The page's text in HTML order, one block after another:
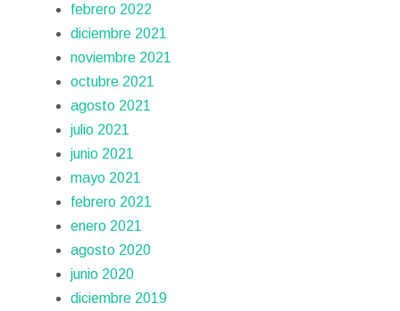
febrero 2022
diciembre 2021
noviembre 2021
octubre 2021
agosto 2021
julio 2021
junio 2021
mayo 2021
febrero 2021
enero 2021
agosto 2020
junio 2020
diciembre 2019